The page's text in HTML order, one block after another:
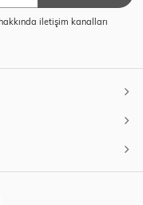
iletişim kanalları